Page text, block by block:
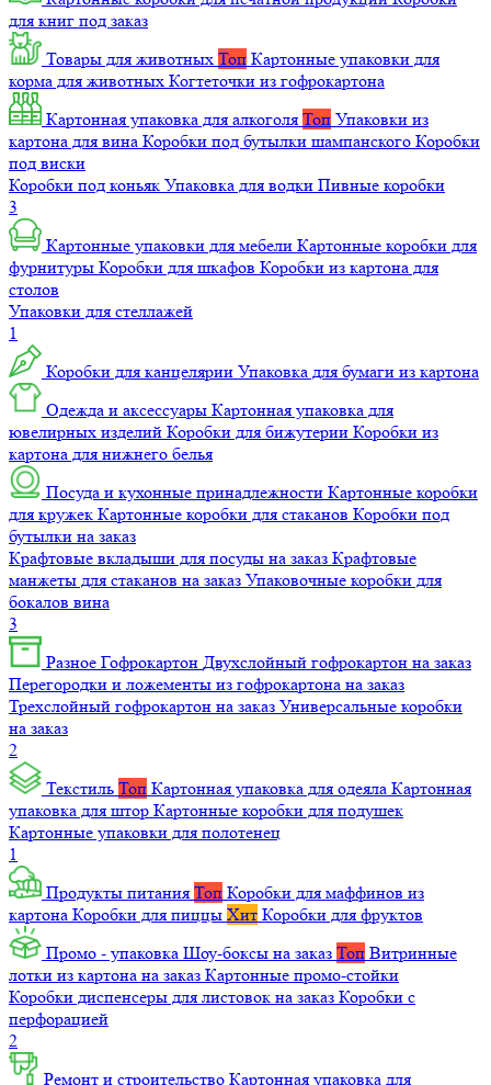
для книг под заказ
Товары для животных Топ Картонные упаковки для
корма для животных Когтеточки из гофрокартона
Картонная упаковка для алкоголя Топ Упаковки из
картона для вина Коробки под бутылки шампанского Коробки
под виски
Коробки под коньяк Упаковка для водки Пивные коробки
3
Картонные упаковки для мебели Картонные коробки для
фурнитуры Коробки для шкафов Коробки из картона для
столов
Упаковки для стеллажей
1
Коробки для канцелярии Упаковка для бумаги из картона
Одежда и аксессуары Картонная упаковка для
ювелирных изделий Коробки для бижутерии Коробки из
картона для нижнего белья
Посуда и кухонные принадлежности Картонные коробки
для кружек Картонные коробки для стаканов Коробки под
бутылки на заказ
Крафтовые вкладыши для посуды на заказ Крафтовые
манжеты для стаканов на заказ Упаковочные коробки для
бокалов вина
3
Разное Гофрокартон Двухслойный гофрокартон на заказ
Перегородки и ложементы из гофрокартона на заказ
Трехслойный гофрокартон на заказ Универсальные коробки
на заказ
2
Текстиль Топ Картонная упаковка для одеяла Картонная
упаковка для штор Картонные коробки для подушек
Картонные упаковки для полотенец
1
Продукты питания Топ Коробки для маффинов из
картона Коробки для пиццы Хит Коробки для фруктов
Промо - упаковка Шоу-боксы на заказ Топ Витринные
лотки из картона на заказ Картонные промо-стойки
Коробки диспенсеры для листовок на заказ Коробки с
перфорацией
2
Ремонт и строительство Картонная упаковка для